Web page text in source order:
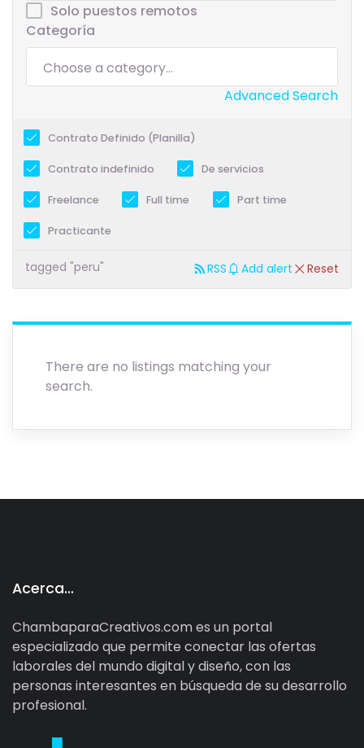
Solo puestos remotos
Categoría
Advanced Search
Contrato Definido (Planilla)
Contrato indefinido De servicios
Freelance Full time Part time
Practicante
tagged "peru" Reset
RSS Add alert
There are no listings matching your
search.
Acerca…
ChambaparaCreativos.com es un portal
especializado que permite conectar las ofertas
laborales del mundo digital y diseño, con las
personas interesantes en búsqueda de su desarrollo
profesional.